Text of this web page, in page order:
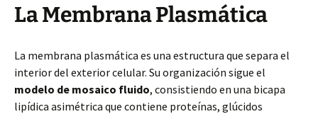
La Membrana Plasmática
La membrana plasmática es una estructura que separa el
interior del exterior celular. Su organización sigue el
modelo de mosaico fluido, consistiendo en una bicapa
lipídica asimétrica que contiene proteínas, glúcidos